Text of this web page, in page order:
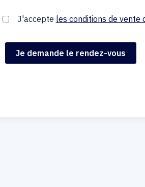
J'accepte les conditions de vente